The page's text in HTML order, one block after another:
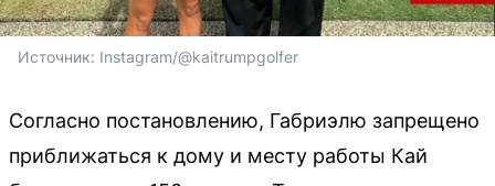
Источник: Instagram/@kaitrumpgolfer
Согласно постановлению, Габриэлю запрещено
приближаться к дому и месту работы Кай